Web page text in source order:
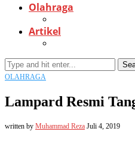
Olahraga
Artikel
OLAHRAGA
Lampard Resmi
written by Muhammad Reza Juli 4, 2019